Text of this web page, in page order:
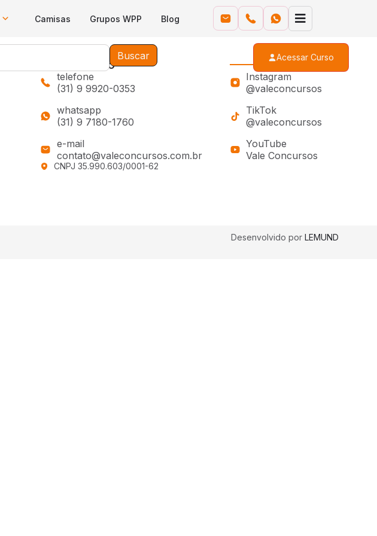
Camisas Grupos WPP Blog
Buscar Acessar Curso
Contato
telefone
(31) 9 9920-0353
whatsapp
(31) 9 7180-1760
e-mail
contato@valeconcursos.com.br
CNPJ 35.990.603/0001-62
Siga-nos
Instagram
@valeconcursos
TikTok
@valeconcursos
YouTube
Vale Concursos
Desenvolvido por LEMUND